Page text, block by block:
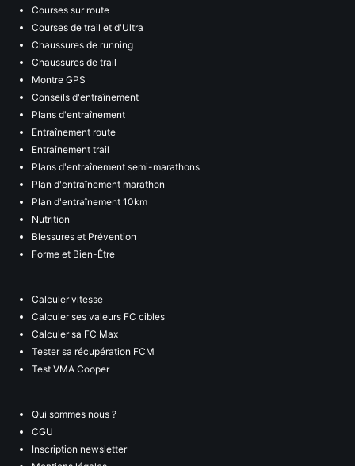
Courses sur route
Courses de trail et d'Ultra
Chaussures de running
Chaussures de trail
Montre GPS
Conseils d'entraînement
Plans d'entraînement
Entraînement route
Entraînement trail
Plans d'entraînement semi-marathons
Plan d'entraînement marathon
Plan d'entraînement 10km
Nutrition
Blessures et Prévention
Forme et Bien-Être
Calculer vitesse
Calculer ses valeurs FC cibles
Calculer sa FC Max
Tester sa récupération FCM
Test VMA Cooper
Qui sommes nous ?
CGU
Inscription newsletter